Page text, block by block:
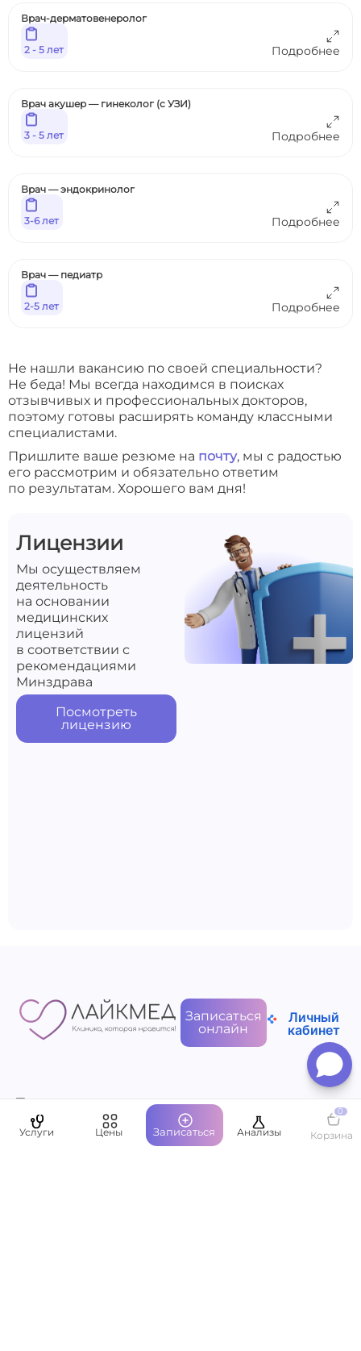
Врач-дерматовенеролог
Подробнее
2 - 5 лет
Врач акушер — гинеколог (с УЗИ)
Подробнее
3 - 5 лет
Врач — эндокринолог
Подробнее
3-6 лет
Врач — педиатр
Подробнее
2-5 лет
Не нашли вакансию по своей специальности?
Не беда! Мы всегда находимся в поисках
отзывчивых и профессиональных докторов,
поэтому готовы расширять команду классными
специалистами.
Пришлите ваше резюме на почту, мы с радостью
его рассмотрим и обязательно ответим
по результатам. Хорошего вам дня!
Лицензии
Мы осуществляем
деятельность
на основании
медицинских
лицензий
в соответствии с
рекомендациями
Минздрава
Посмотреть
лицензию
Записаться
онлайн
Личный
кабинет
Пациентам
О компании
Услуги Цены Записаться Анализы
0
Корзина